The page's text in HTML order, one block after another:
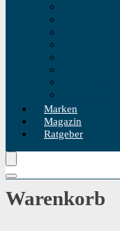
Marken
Magazin
Ratgeber
Warenkorb